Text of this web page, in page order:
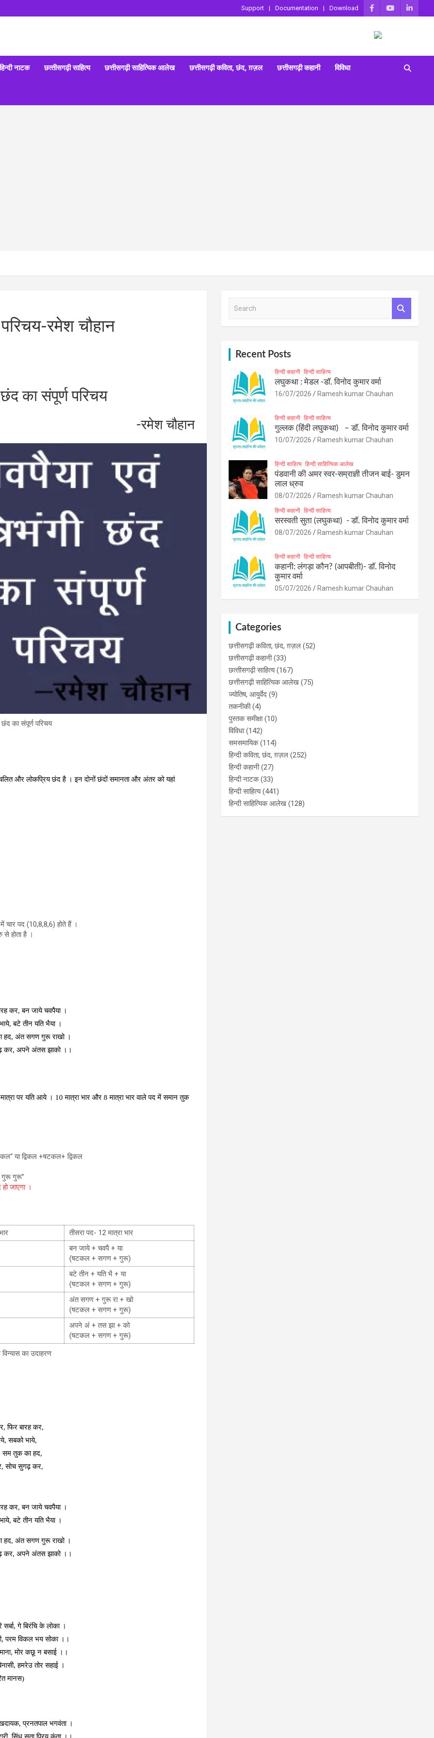
Support Documentation Download
हिन्‍दी नाटक छत्‍तीसगढ़ी साहित्‍य छत्तीसगढ़ी साहित्यिक आलेख छत्तीसगढ़ी कविता, छंद, ग़ज़ल छत्तीसगढ़ी कहानी विविधा
रमेश चौहान
का संपूर्ण परिचय
-रमेश चौहान
छंद का संपूर्ण परिचय
और लोकप्रिय छंद है । इन दोनों छंदों समानता और अंतर को यहां
चार पद (10,8,8,6) होते हैं ।
होता है ।
कर, बन जाये चवपैया ।
बटे तीन यति भैया ।
हद, अंत सगण गुरू राखो ।
कर, अपने अंतस झाको ।।
पर यति आये । 10 मात्रा भार और 8 मात्रा भार वाले पद में समान तुक
या द्विकल +षटकल+ द्विकल
गुरू गुरू”
जाएगा ।
तीसरा पद- 12 मात्रा भार
बन जाये + चवपै + या
(षटकल + सगण + गुरू)
बटे तीन + यति भै + या
(षटकल + सगण + गुरू)
अंत सगण + गुरू रा + खो
(षटकल + सगण + गुरू)
अपने अं + तस झा + को
(षटकल + सगण + गुरू)
का उदाहरण
, फिर बारहकर,
, सबकोभाये,
सम तुक काहद,
, सोच सुगढ़कर,
कर, बन जाये चवपैया ।
बटे तीन यतिभैया ।
हद, अंत सगण गुरूराखो।
कर, अपने अंतसझाको।।
सर्बा, गे बिरंचि के लोका ।
परम विकल भय सोका ।।
मोर कछू न बसाई ।।
हमरेउ तोर सहाई ।
मानस)
प्रनतपाल भगवंता ।
Recent Posts
हिन्दी कहानी हिन्दी साहित्य
लघुकथा : मेडल -डॉ. विनोद कुमार वर्मा
16/07/2026 Ramesh kumar Chauhan
हिन्दी कहानी हिन्दी साहित्य
गुल्लक (हिंदी लघुकथा) – डॉ. विनोद कुमार वर्मा
10/07/2026 Ramesh kumar Chauhan
हिन्दी साहित्य हिन्दी साहित्यिक आलेख
पंडवानी की अमर स्वर-सम्राज्ञी तीजन बाई- डुमन
लाल ध्रुव
08/07/2026 Ramesh kumar Chauhan
हिन्दी कहानी हिन्दी साहित्य
सरस्वती सुता (लघुकथा) ​- डॉ. विनोद कुमार वर्मा
08/07/2026 Ramesh kumar Chauhan
हिन्दी कहानी हिन्दी साहित्य
कहानी: लंगड़ा कौन? (आपबीती)​- डॉ. विनोद
कुमार वर्मा
05/07/2026 Ramesh kumar Chauhan
Categories
छत्तीसगढ़ी कविता, छंद, ग़ज़ल (52)
छत्तीसगढ़ी कहानी(33)
छत्‍तीसगढ़ी साहित्‍य(167)
छत्तीसगढ़ी साहित्यिक आलेख (75)
ज्योतिष, आयुर्वेद (9)
तकनीकी(4)
पुस्‍तक समीक्षा(10)
विविधा(142)
समसमायिक(114)
हिन्दी कविता, छंद, ग़ज़ल (252)
हिन्दी कहानी(27)
हिन्‍दी नाटक(33)
हिन्दी साहित्य(441)
हिन्दी साहित्यिक आलेख (128)